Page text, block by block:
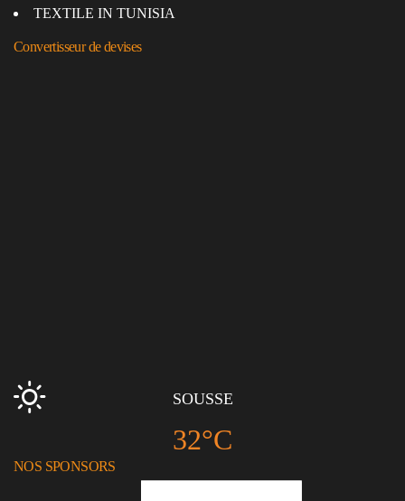
TEXTILE IN TUNISIA
Convertisseur de devises
SOUSSE
32°C
NOS SPONSORS